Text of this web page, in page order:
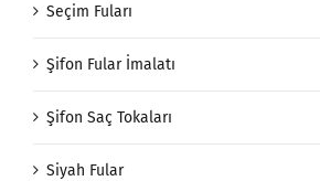
Seçim Fuları
Şifon Fular İmalatı
Şifon Saç Tokaları
Siyah Fular